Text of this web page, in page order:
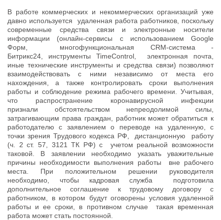
В работе коммерческих и некоммерческих организаций уже
давно используется удаленная работа работников, поскольку
современные средства связи и электронные носители
информации (онлайн-сервисы с использованием Google
Форм, многофункциональная CRM-система -
Битрикс24, инструменты TimeControl, электронная почта,
иные технические инструменты и средства связи) позволяют
взаимодействовать с ними независимо от места его
нахождения, а также контролировать сроки выполнения
работы и соблюдение режима рабочего времени. Учитывая,
что распространение коронавирусной инфекции
признали обстоятельством непреодолимой силы,
затрагивающим права граждан, работник может обратиться к
работодателю с заявлением о переводе на удаленную, с
точки зрения Трудового кодекса РФ, дистанционную работу
(ч. 2 ст. 57, 3121 ТК РФ) с учетом реальной возможности
таковой. В заявлении необходимо указать уважительные
причины необходимости выполнения работы вне рабочего
места. При положительном решении руководителя
необходимо, чтобы кадровая служба подготовила
дополнительное соглашение к трудовому договору с
работником, в котором будут оговорены условия удаленной
работы и ее сроки, в противном случае такая временная
работа может стать постоянной.